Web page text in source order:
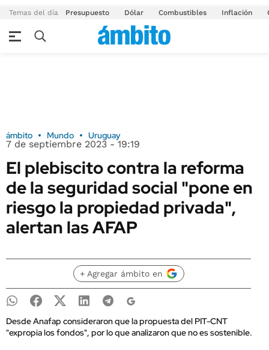
Temas del día Presupuesto Dólar Combustibles Inflación
ámbito Mundo Uruguay
7 de septiembre 2023 - 19:19
El plebiscito contra la reforma
de la seguridad social "pone en
riesgo la propiedad privada",
alertan las AFAP
+ Agregar ámbito en
Desde Anafap consideraron que la propuesta del PIT-CNT
"expropia los fondos", por lo que analizaron que no es sostenible.